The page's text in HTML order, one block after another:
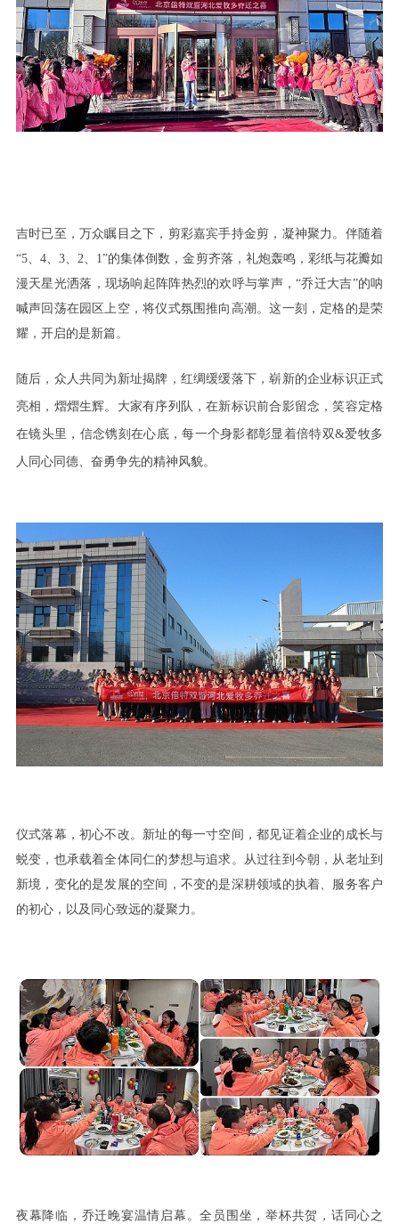
吉时已至，万众瞩目之下，剪彩嘉宾手持金剪，凝神聚力。伴随着
“5、4、3、2、1”的集体倒数，金剪齐落，礼炮轰鸣，彩纸与花瓣如
漫天星光洒落，现场响起阵阵热烈的欢呼与掌声，“乔迁大吉”的呐
喊声回荡在园区上空，将仪式氛围推向高潮。这一刻，定格的是荣
耀，开启的是新篇。
随后，众人共同为新址揭牌，红绸缓缓落下，崭新的企业标识正式
亮相，熠熠生辉。大家有序列队，在新标识前合影留念，笑容定格
在镜头里，信念镌刻在心底，每一个身影都彰显着倍特双&爱牧多
人同心同德、奋勇争先的精神风貌。
仪式落幕，初心不改。新址的每一寸空间，都见证着企业的成长与
蜕变，也承载着全体同仁的梦想与追求。从过往到今朝，从老址到
新境，变化的是发展的空间，不变的是深耕领域的执着、服务客户
的初心，以及同心致远的凝聚力。
夜幕降临，乔迁晚宴温情启幕。全员围坐，举杯共贺，话同心之